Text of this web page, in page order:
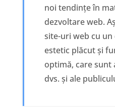
noi tendințe în
dezvoltare web.
site-uri web cu
estetic plăcut și
optimă, care sunt
dvs. și ale